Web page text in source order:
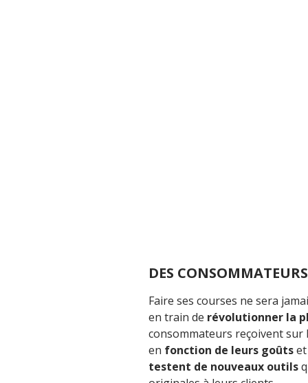
DES
Faire ses courses ne sera
en train de révolutionner la
consommateurs reçoivent
en fonction de leurs goûtset
testent de nouveaux outils